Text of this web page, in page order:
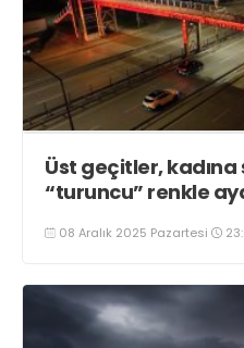
Üst geçitler, kadına
“turuncu” renkle
08 Aralık 2025 Pazartesi